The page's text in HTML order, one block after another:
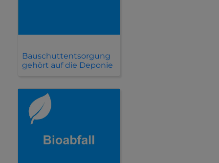
Bauschuttentsorgung
gehört auf die Deponie